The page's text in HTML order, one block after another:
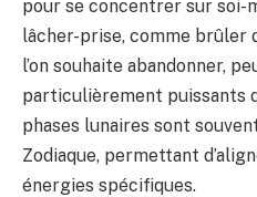
pour se concentrer sur soi-
lâcher-prise, comme brûler
l’on souhaite abandonner,
particulièrement puissants
phases lunaires sont
Zodiaque, permettant
énergies spécifiques.